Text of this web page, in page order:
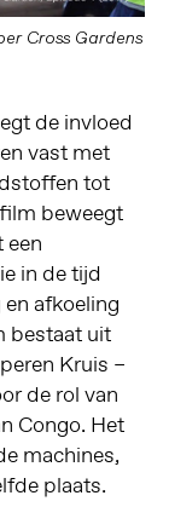
Cross Gardens
de invloed
vast met
tot
beweegt
een
in de tijd
afkoeling
bestaat uit
Kruis –
de rol van
Congo. Het
machines,
plaats.